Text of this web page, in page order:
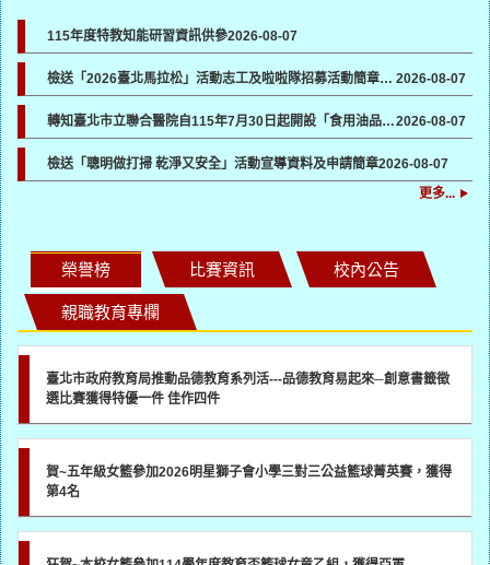
115年度特教知能研習資訊供參2026-08-07
檢送「2026臺北馬拉松」活動志工及啦啦隊招募活動簡章及報名表各1份，請貴機關協助於所屬管道宣傳並鼓勵踴躍報名參加 2026-08-07
轉知臺北市立聯合醫院自115年7月30日起開設「食用油品健康諮詢門診」一案，請各校（園）協助向所屬教職員工生宣導2026-08-07
檢送「聰明做打掃 乾淨又安全」活動宣導資料及申請簡章2026-08-07
更多...
榮譽榜 比賽資訊 校內公告
親職教育專欄
臺北市政府教育局推動品德教育系列活---品德教育易起來─創意書籤徵
選比賽獲得特優一件 佳作四件
賀~五年級女籃參加2026明星獅子會小學三對三公益籃球菁英賽，獲得
第4名